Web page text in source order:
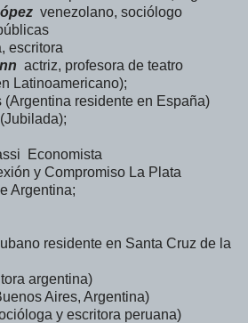
venezolano, sociólogo
escritora
actriz, profesora de teatro
Latinoamericano);
residente en España)
Economista
y Compromiso La Plata
Argentina;
residente en Santa Cruz de la
argentina)
Aires, Argentina)
y escritora peruana)